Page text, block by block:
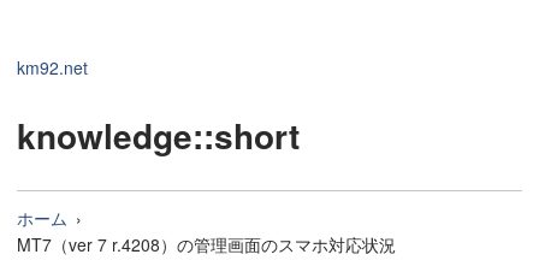
km92.net
knowledge::short
ホーム
MT7（ver 7 r.4208）の管理画面のスマホ対応状況